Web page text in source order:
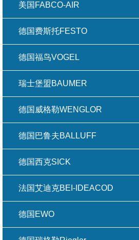
美国FABCO-AIR
德国费斯托FESTO
德国福鸟VOGEL
瑞士堡盟BAUMER
德国威格勒WENGLOR
德国巴鲁夫BALLUFF
德国西克SICK
法国艾迪克BEI-IDEACOD
德国EWO